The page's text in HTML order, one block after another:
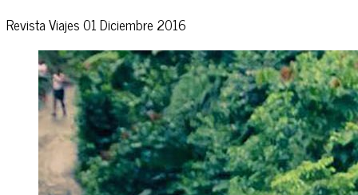
Revista Viajes01 Diciembre 2016